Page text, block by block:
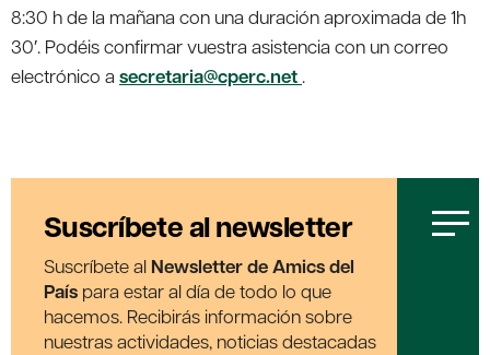
8:30 h de la mañana con una duración aproximada de 1h
30′. Podéis confirmar vuestra asistencia con un correo
electrónico a secretaria@cperc.net .
Suscríbete al newsletter
Suscríbete al Newsletter de Amics del
País para estar al día de todo lo que
hacemos. Recibirás información sobre
nuestras actividades, noticias destacadas